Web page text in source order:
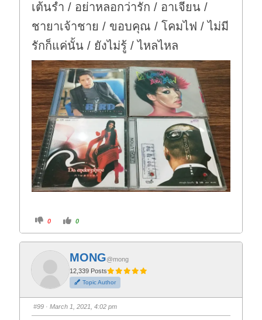
เต้นรำ / อย่าหลอกว่ารัก / อาเจียน /
ชายาเจ้าชาย / ขอบคุณ / โคมไฟ / ไม่มี
รักก็แค่นั้น / ยังไม่รู้ / ไหลไหล
C
i
k
f
t
h
m
b
d
o
0
C
i
k
o
r
t
h
u
m
b
u
p
0
MONG@mong
12,339 Posts
Topic Author
#99 · March 1, 2021, 4:02 pm